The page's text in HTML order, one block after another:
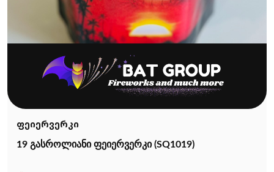
ფეიერვერკი
19 გასროლიანი ფეიერვერკი (SQ1019)